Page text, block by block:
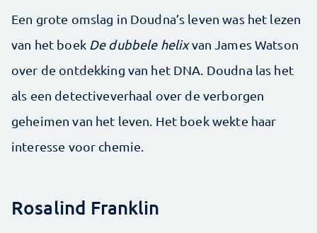
Een grote omslag in Doudna’s leven was het lezen
van het boek De dubbele helixvan James Watson
over de ontdekking van het DNA. Doudna las het
als een detectiveverhaal over de verborgen
geheimen van het leven. Het boek wekte haar
interesse voor chemie.
Rosalind Franklin